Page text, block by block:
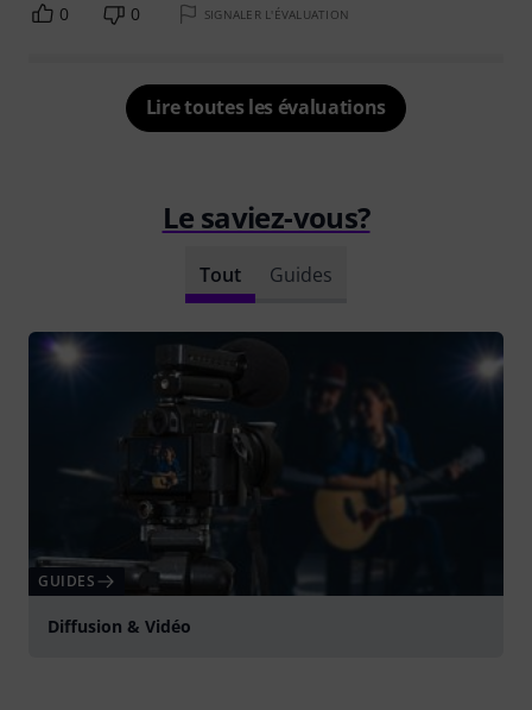
0 0 SIGNALER L'ÉVALUATION
Lire toutes les évaluations
Le saviez-vous?
Tout Guides
GUIDES
Diffusion & Vidéo